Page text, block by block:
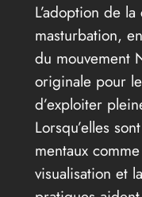
L’adoption de
masturbation,
du mouvement
originale pour
d’exploiter
Lorsqu’elles
mentaux
visualisation et